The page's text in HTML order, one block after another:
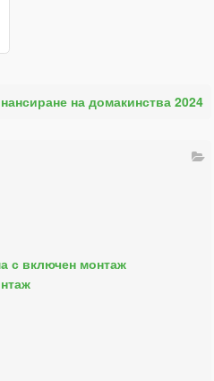
на домакинства 2024
с включен монтаж